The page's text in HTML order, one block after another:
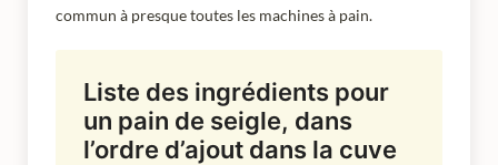
commun à presque toutes les machines à pain.
Liste des ingrédients pour
un pain de seigle, dans
l’ordre d’ajout dans la cuve